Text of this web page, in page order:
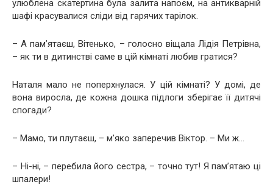
улюблена скатертина була залита напоєм, на антикварній
шафі красувалися сліди від гарячих тарілок.
– А пам’ятаєш, Вітенько, – голосно віщала Лідія Петрівна,
– як ти в дитинстві саме в цій кімнаті любив гратися?
Наталя мало не поперхнулася. У цій кімнаті? У домі, де
вона виросла, де кожна дошка підлоги зберігає її дитячі
спогади?
– Мамо, ти плутаєш, – м’яко заперечив Віктор. – Ми ж…
– Ні-ні, – перебила його сестра, – точно тут! Я пам’ятаю ці
шпалери!